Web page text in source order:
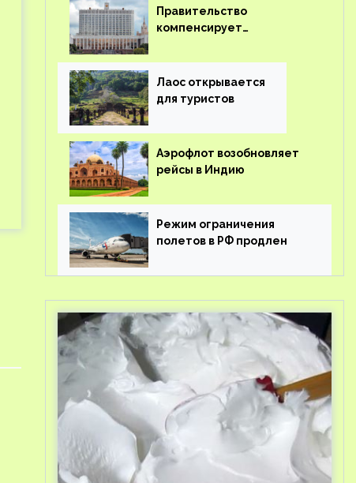
Правительство
компенсирует
на вывоз россиян из-за
рубежа
Лаос открывается
для туристов
Аэрофлот возобновляет
рейсы в Индию
Режим ограничения
полетов в РФ продлен